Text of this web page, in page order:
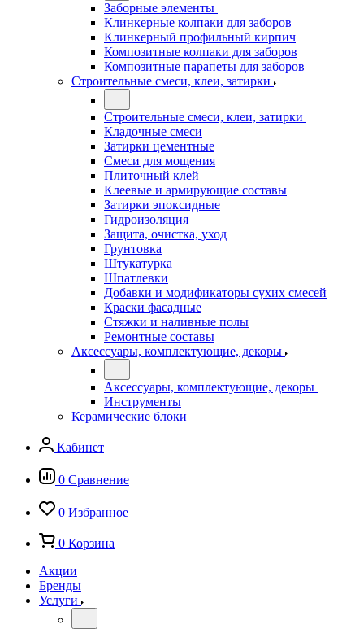
Заборные элементы
Клинкерные колпаки для заборов
Клинкерный профильный кирпич
Композитные колпаки для заборов
Композитные парапеты для заборов
Строительные смеси, клеи, затирки
Строительные смеси, клеи, затирки
Кладочные смеси
Затирки цементные
Смеси для мощения
Плиточный клей
Клеевые и армирующие составы
Затирки эпоксидные
Гидроизоляция
Защита, очистка, уход
Грунтовка
Штукатурка
Шпатлевки
Добавки и модификаторы сухих смесей
Краски фасадные
Стяжки и наливные полы
Ремонтные составы
Аксессуары, комплектующие, декоры
Аксессуары, комплектующие, декоры
Инструменты
Керамические блоки
Кабинет
0 Сравнение
0 Избранное
0 Корзина
Акции
Бренды
Услуги